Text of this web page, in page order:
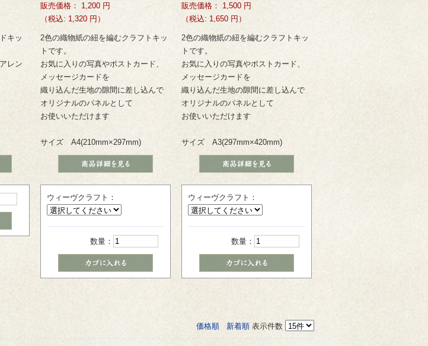
キッ
レン
販売価格： 1,200 円
（税込: 1,320 円）
2色の織物紙の紐を編むクラフトキッ
トです。
お気に入りの写真やポストカード、
メッセージカードを
織り込んだ生地の隙間に差し込んで
オリジナルのパネルとして
お使いいただけます
サイズ A4(210mm×297mm)
ウィーヴクラフト：
数量：
販売価格： 1,500 円
（税込: 1,650 円）
2色の織物紙の紐を編むクラフトキッ
トです。
お気に入りの写真やポストカード、
メッセージカードを
織り込んだ生地の隙間に差し込んで
オリジナルのパネルとして
お使いいただけます
サイズ A3(297mm×420mm)
ウィーヴクラフト：
数量：
価格順 新着順 表示件数